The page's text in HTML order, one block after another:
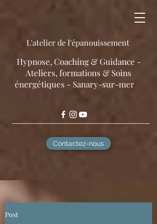
​Hypnose, Coaching & Guidance -
Ateliers, formations & Soins
énergétiques - Sanary-sur-mer
Contactez-nous
L'atelier de l'épanouissement
Post